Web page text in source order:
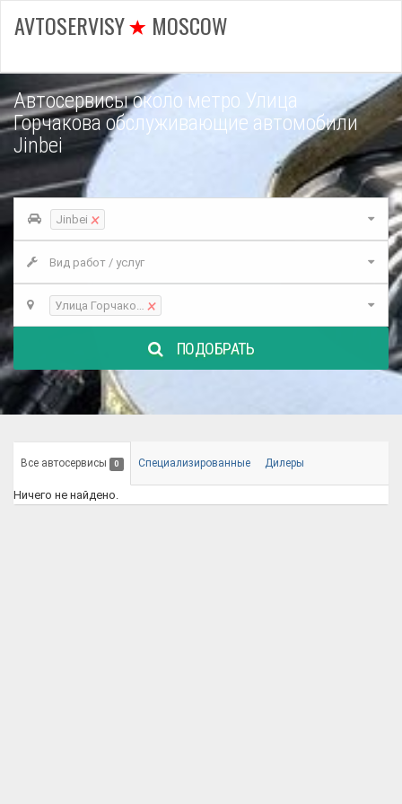
AVTOSERVISY MOSCOW
Автосервисы около метро Улица
Горчакова обслуживающие автомобили
Jinbei
Jinbei ×
Вид работ / услуг
Улица Горчакова×
ПОДОБРАТЬ
Все автосервисы 0 Специализированные Дилеры
Ничего не найдено.